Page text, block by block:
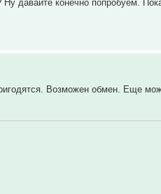
давайте конечно попробуем.
Возможен обмен. Еще